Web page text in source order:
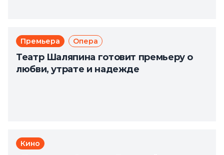
Премьера Опера
Театр Шаляпина готовит премьеру о
любви, утрате и надежде
Кино